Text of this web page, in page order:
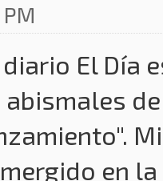
El Día
en